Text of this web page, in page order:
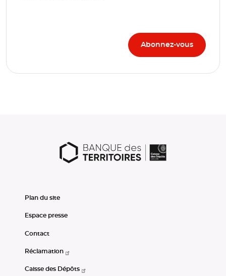
Plan du site
Espace presse
Contact
Réclamation
Caisse des Dépôts